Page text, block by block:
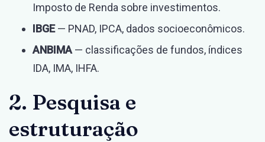
Imposto de Renda sobre investimentos.
IBGE— PNAD, IPCA, dados socioeconômicos.
ANBIMA — classificações de fundos, índices
IDA, IMA, IHFA.
2. Pesquisa e
estruturação